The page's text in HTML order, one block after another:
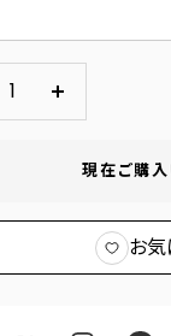
数
す
現在ご購
お